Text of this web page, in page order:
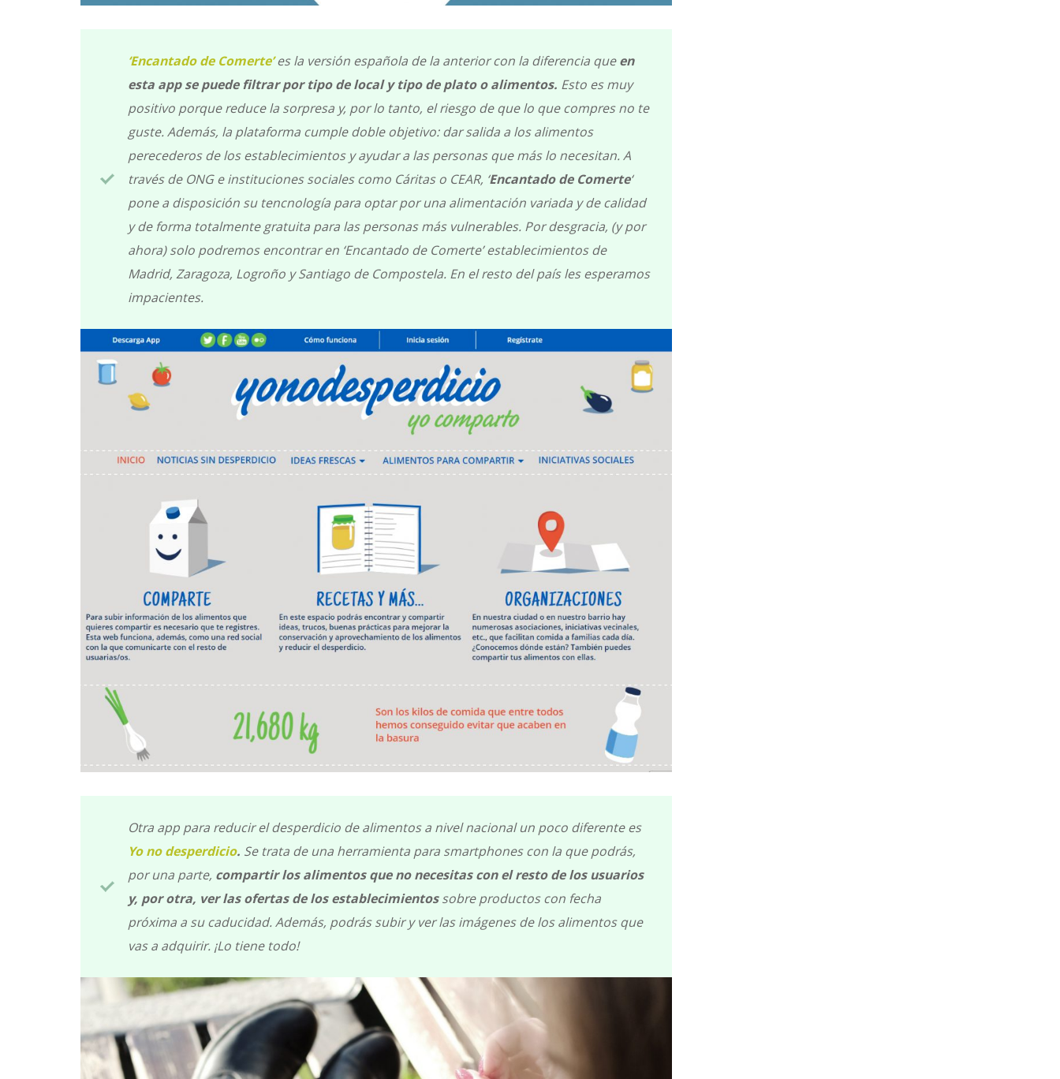
‘Encantado de Comerte’es la versión española de la anterior con la diferencia queen
esta app se puede filtrar por tipo de local y tipo de plato o alimentos. Esto es muy
positivo porque reduce la sorpresa y, por lo tanto, el riesgo de que lo que compres no te
guste. Además, la plataforma cumple doble objetivo: dar salida a los alimentos
perecederos de los establecimientos y ayudar a las personas que más lo necesitan. A
través de ONG e instituciones sociales como Cáritas o CEAR, ‘Encantado de Comerte‘
pone a disposición su tencnología para optar por una alimentación variada y de calidad
y de forma totalmente gratuita para las personas más vulnerables. Por desgracia, (y por
ahora) solo podremos encontrar en ‘Encantado de Comerte’ establecimientos de
Madrid, Zaragoza, Logroño y Santiago de Compostela. En el resto del país les esperamos
impacientes.
Otra app para reducir el desperdicio de alimentos a nivel nacional un poco diferente es
Yo no desperdicio. Se trata de una herramienta para smartphones con la que podrás,
por una parte, compartir los alimentos que no necesitas con el resto de los usuarios
y, por otra, ver las ofertas de los establecimientossobre productos con fecha
próxima a su caducidad. Además, podrás subir y ver las imágenes de los alimentos que
vas a adquirir. ¡Lo tiene todo!